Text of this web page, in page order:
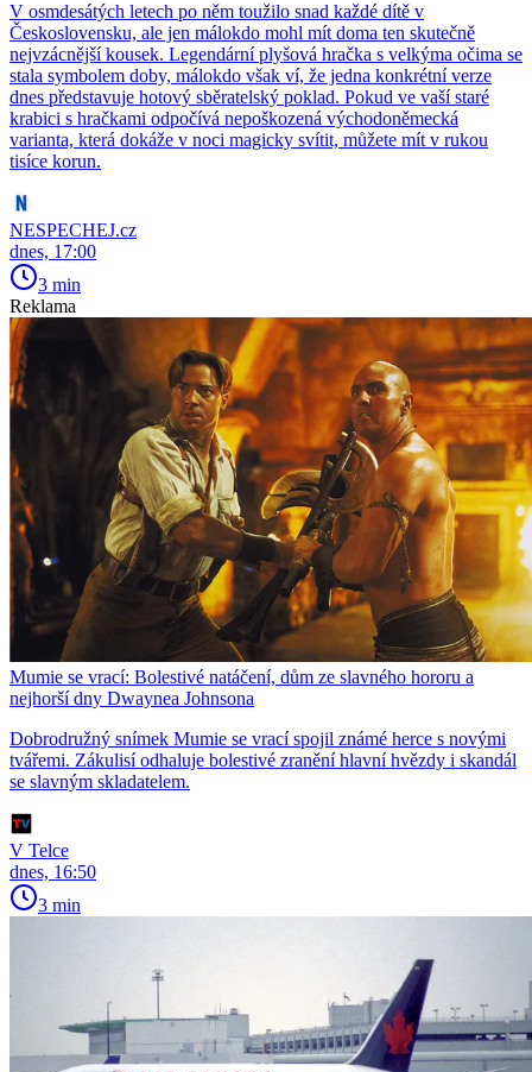
V osmdesátých letech po něm toužilo snad každé dítě v
Československu, ale jen málokdo mohl mít doma ten skutečně
nejvzácnější kousek. Legendární plyšová hračka s velkýma očima se
stala symbolem doby, málokdo však ví, že jedna konkrétní verze
dnes představuje hotový sběratelský poklad. Pokud ve vaší staré
krabici s hračkami odpočívá nepoškozená východoněmecká
varianta, která dokáže v noci magicky svítit, můžete mít v rukou
tisíce korun.
NESPECHEJ.cz
dnes, 17:00
3 min
Reklama
Mumie se vrací: Bolestivé natáčení, dům ze slavného hororu a
nejhorší dny Dwaynea Johnsona
Dobrodružný snímek Mumie se vrací spojil známé herce s novými
tvářemi. Zákulisí odhaluje bolestivé zranění hlavní hvězdy i skandál
se slavným skladatelem.
V Telce
dnes, 16:50
3 min